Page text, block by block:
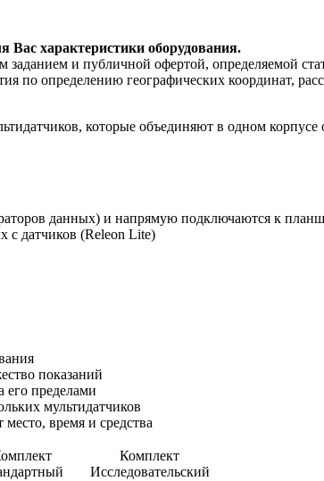
Вас характеристики оборудования.
заданием и публичной офертой, определяемой
по определению географических координат,
которые объединяют в одном
данных) и напрямую подключаются к
с датчиков (Releon Lite)
показаний
его пределами
мультидатчиков
время и средства
Комплект
Исследовательский